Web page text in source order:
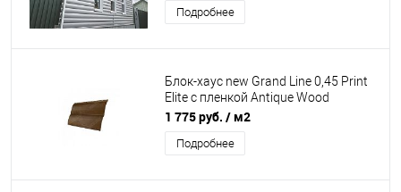
Подробнее
Блок-хаус new Grand Line 0,45 Print
Elite с пленкой Antique Wood
TwinColor
1 775 руб. / м2
Подробнее